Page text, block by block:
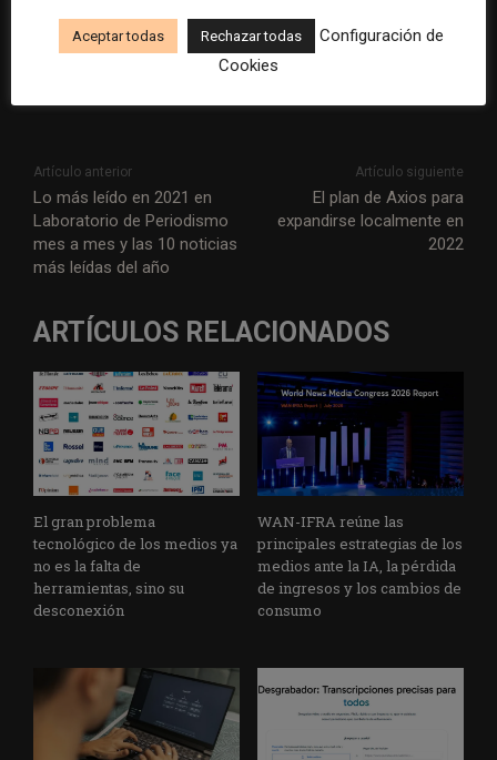
sumar un granito más a esta idea y este objetivo de
formar periodistas”.
Artículo anterior
Lo más leído en 2021 en
Laboratorio de Periodismo
mes a mes y las 10 noticias
más leídas del año
Artículo siguiente
El plan de Axios para
expandirse localmente en
2022
ARTÍCULOS RELACIONADOS
El gran problema
tecnológico de los medios ya
no es la falta de
herramientas, sino su
desconexión
WAN-IFRA reúne las
principales estrategias de los
medios ante la IA, la pérdida
de ingresos y los cambios de
consumo
Aceptar todas Rechazar todas
Configuración de
Cookies